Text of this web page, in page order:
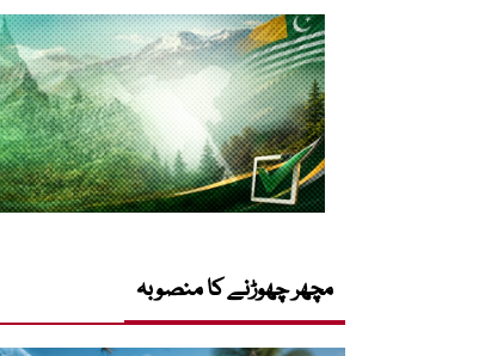
مچھر چھوڑنے کا منصوبہ